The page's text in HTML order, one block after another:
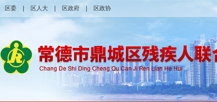
区委 区人大 区政府 区政协